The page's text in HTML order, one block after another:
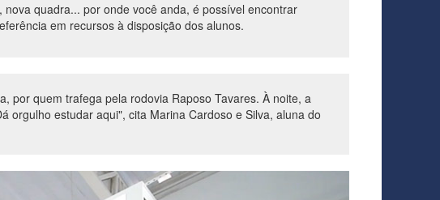
quadra... por onde você anda, é possível encontrar
em recursos à disposição dos alunos.
por quem trafega pela rodovia Raposo Tavares. À noite, a
orgulho estudar aqui", cita Marina Cardoso e Silva, aluna do